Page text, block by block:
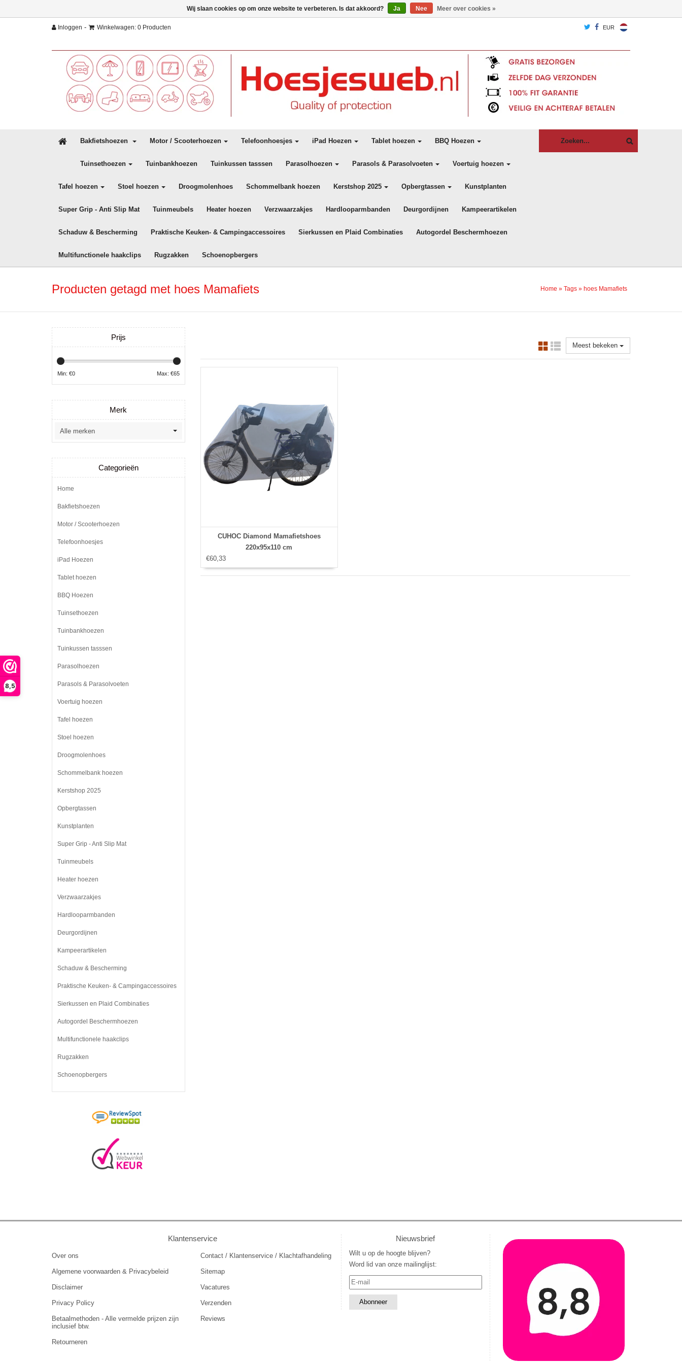
8,5
Inloggen - Winkelwagen: 0 Producten EUR
Bakfietshoezen Motor / Scooterhoezen Telefoonhoesjes iPad Hoezen Tablet hoezen BBQ Hoezen
Tuinsethoezen Tuinbankhoezen Tuinkussen tasssen Parasolhoezen Parasols & Parasolvoeten Voertuig hoezen
Tafel hoezen Stoel hoezen Droogmolenhoes Schommelbank hoezen Kerstshop 2025 Opbergtassen Kunstplanten
Super Grip - Anti Slip Mat Tuinmeubels Heater hoezen Verzwaarzakjes Hardlooparmbanden Deurgordijnen Kampeerartikelen
Schaduw & Bescherming Praktische Keuken- & Campingaccessoires Sierkussen en Plaid Combinaties Autogordel Beschermhoezen
Multifunctionele haakclips Rugzakken Schoenopbergers
Producten getagd met hoes Mamafiets Home » Tags » hoes Mamafiets
Meest bekeken
CUHOC Diamond Mamafietshoes
220x95x110 cm
€60,33
Prijs
Min: €0 Max: €65
Merk
Categorieën
Home
Bakfietshoezen
Motor / Scooterhoezen
Telefoonhoesjes
iPad Hoezen
Tablet hoezen
BBQ Hoezen
Tuinsethoezen
Tuinbankhoezen
Tuinkussen tasssen
Parasolhoezen
Parasols & Parasolvoeten
Voertuig hoezen
Tafel hoezen
Stoel hoezen
Droogmolenhoes
Schommelbank hoezen
Kerstshop 2025
Opbergtassen
Kunstplanten
Super Grip - Anti Slip Mat
Tuinmeubels
Heater hoezen
Verzwaarzakjes
Hardlooparmbanden
Deurgordijnen
Kampeerartikelen
Schaduw & Bescherming
Praktische Keuken- & Campingaccessoires
Sierkussen en Plaid Combinaties
Autogordel Beschermhoezen
Multifunctionele haakclips
Rugzakken
Schoenopbergers
Klantenservice
Over ons
Algemene voorwaarden & Privacybeleid
Disclaimer
Privacy Policy
Betaalmethoden - Alle vermelde prijzen zijn
inclusief btw.
Retourneren
Contact / Klantenservice / Klachtafhandeling
Sitemap
Vacatures
Verzenden
Reviews
Nieuwsbrief
Wilt u op de hoogte blijven?
Word lid van onze mailinglijst:
Wij slaan cookies op om onze website te verbeteren. Is dat akkoord? Ja Nee Meer over cookies »